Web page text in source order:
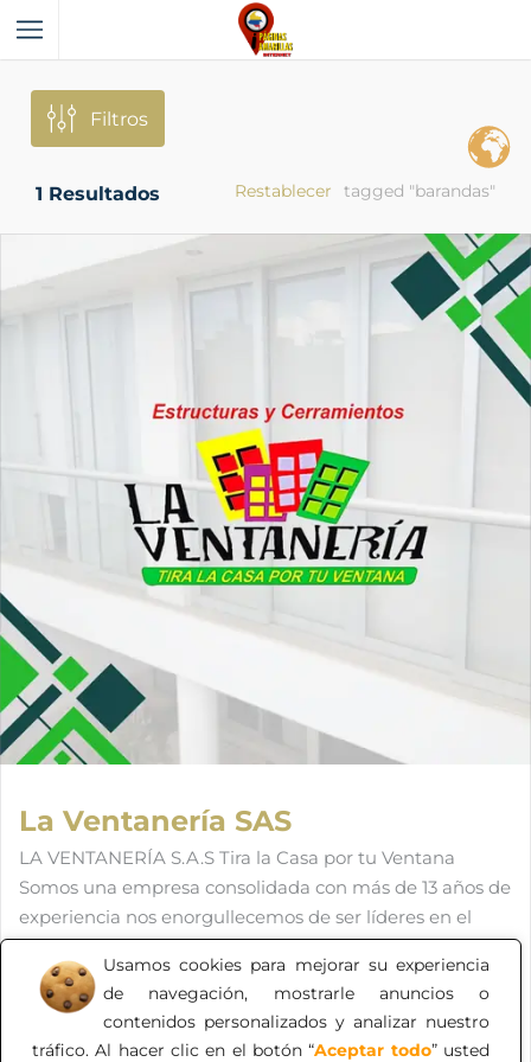
Usamos cookies para mejorar su experiencia
de navegación, mostrarle anuncios o
contenidos personalizados y analizar nuestro
tráfico. Al hacer clic en el botón “Aceptar todo” usted
Filtros
1 Resultados tagged "barandas"
Restablecer
La Ventanería SAS
LA VENTANERÍA S.A.S Tira la Casa por tu Ventana
Somos una empresa consolidada con más de 13 años de
experiencia nos enorgullecemos de ser líderes en el
sector, combinando la innovación, la artesanía y la
precisión en cada proyecto que realizamos. Estructuras
en Vidrios, Aluminios, Acero Inoxidable, Acrilicos, PVC y
Policarbonatos ▫Fachadas ▫Divisiones de Baños y